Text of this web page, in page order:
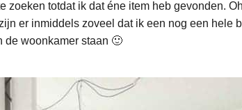
zoeken totdat ik dat éne item heb gevonden.
er inmiddels zoveel dat ik een nog een hele
de woonkamer staan 🙂